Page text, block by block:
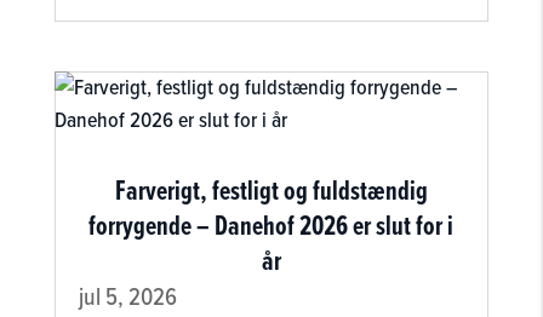
Farverigt, festligt og fuldstændig
forrygende – Danehof 2026 er slut for i
år
jul 5, 2026